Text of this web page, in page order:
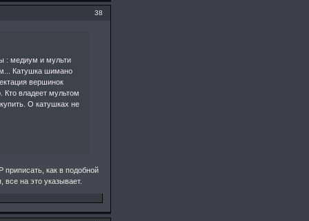
38
: медиум и мульти
Катушка шимано
вершинок
Кто владеет мультом
О катушках не
как в подобной
на это указывает.